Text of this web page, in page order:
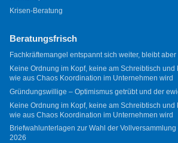
Krisen-Beratung
Beratungsfrisch
Fachkräftemangel entspannt sich weiter, bleibt aber
Keine Ordnung im Kopf, keine am Schreibtisch und
wie aus Chaos Koordination im Unternehmen wird
Gründungswillige – Optimismus getrübt und der
Keine Ordnung im Kopf, keine am Schreibtisch und
wie aus Chaos Koordination im Unternehmen wird
Briefwahlunterlagen zur Wahl der
2026